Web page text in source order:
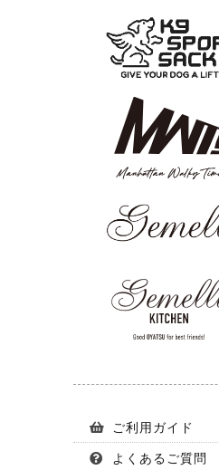
ご利用ガイド
よくあるご質問